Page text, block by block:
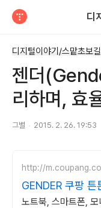
디
디지털이야기/스맡초보길
젠더
리하며, 효
그별 2015. 2. 26. 19:53
http://
GENDER 쿠팡 튼
노트북, 스마트폰,